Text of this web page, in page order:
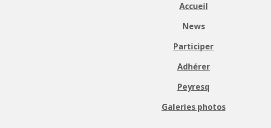
Accueil
News
Participer
Adhérer
Peyresq
Galeries photos